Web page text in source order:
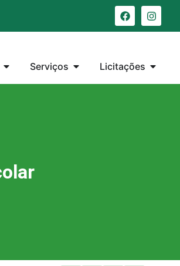
Serviços Licitações